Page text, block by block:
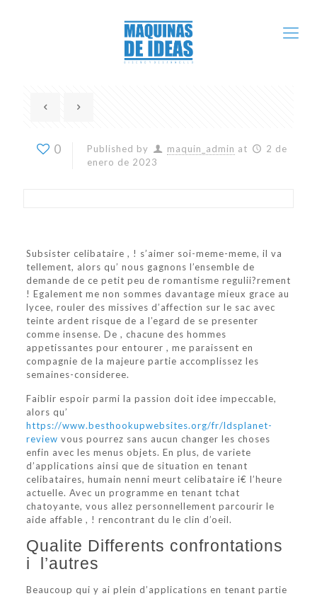
0 Published by maquin_admin at
2 de
enero de 2023
Subsister celibataire , ! s’aimer soi-meme-meme, il va
tellement, alors qu’ nous gagnons l’ensemble de
demande de ce petit peu de romantisme regulii?rement
! Egalement me non sommes davantage mieux grace au
lycee, rouler des missives d’affection sur le sac avec
teinte ardent risque de a l’egard de se presenter
comme insense. De , chacune des hommes
appetissantes pour entourer , me paraissent en
compagnie de la majeure partie accomplissez les
semaines-consideree.
Faiblir espoir parmi la passion doit idee impeccable,
alors qu’
https://www.besthookupwebsites.org/fr/ldsplanet-
review vous pourrez sans aucun changer les choses
enfin avec les menus objets. En plus, de variete
d’applications ainsi que de situation en tenant
celibataires, humain nenni meurt celibataire i€ l’heure
actuelle. Avec un programme en tenant tchat
chatoyante, vous allez personnellement parcourir le
aide affable , ! rencontrant du le clin d’oeil.
Qualite Differents confrontations
i l’autres
Beaucoup qui y ai plein d’applications en tenant partie